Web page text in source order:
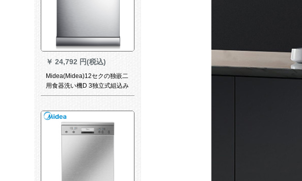
￥ 24,792 円(税込)
Midea(Midea)12セクの独嵌二
用食器洗い機D 3独立式組込み
式大容量家庭用食器洗い機ス
気ガス